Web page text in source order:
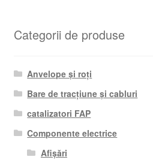
Categorii de produse
Anvelope și roți
Bare de tracțiune și cabluri
catalizatori FAP
Componente electrice
Afișări